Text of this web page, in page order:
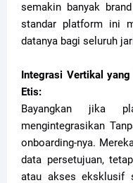
semakin banyak
standar platform ini
datanya bagi seluruh
Integrasi Vertikal
Etis:
Bayangkan jika
mengintegrasikan
onboarding-nya.
data persetujuan,
atau akses eksklusif